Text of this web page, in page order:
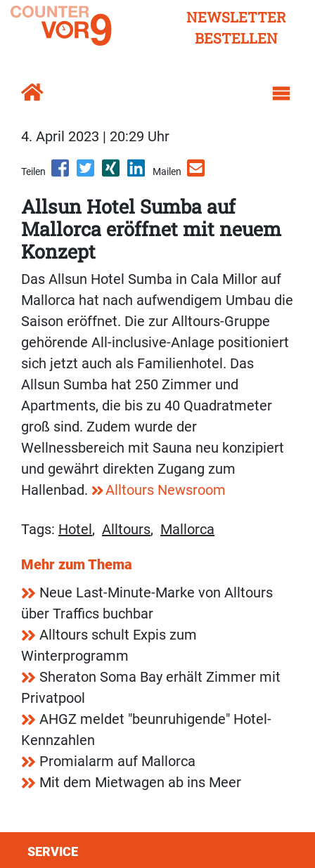
NEWSLETTER
BESTELLEN
4. April 2023 | 20:29 Uhr
Teilen Mailen
Allsun Hotel Sumba auf
Mallorca eröffnet mit neuem
Konzept
Das Allsun Hotel Sumba in Cala Millor auf
Mallorca hat nach aufwendigem Umbau die
Saison eröffnet. Die zur Alltours-Gruppe
gehörende All-inclusive-Anlage positioniert
sich jetzt auch als Familienhotel. Das
Allsun Sumba hat 250 Zimmer und
Apartments, die bis zu 40 Quadratmeter
groß sind. Zudem wurde der
Wellnessbereich mit Sauna neu konzipiert
und gewährt direkten Zugang zum
Hallenbad.
Alltours Newsroom
Tags: Hotel , Alltours, Mallorca
Mehr zum Thema
Neue Last-Minute-Marke von Alltours
über Traffics buchbar
Alltours schult Expis zum
Winterprogramm
Sheraton Soma Bay erhält Zimmer mit
Privatpool
AHGZ meldet "beunruhigende" Hotel-
Kennzahlen
Promialarm auf Mallorca
Mit dem Mietwagen ab ins Meer
SERVICE